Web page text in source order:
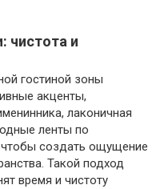
чистота и
гостиной зоны
акценты,
лаконичная
ленты по
чтобы создать ощущение
Такой подход
время и чистоту